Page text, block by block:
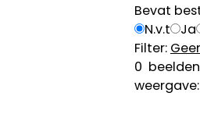
Bevat
N.v.t
Ja
Filter:
0 beelden
weergave: